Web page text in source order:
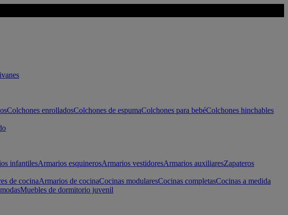
Colchones enrolladosColchones de espumaColchones para bebéColchones hinchables
infantilesArmarios esquinerosArmarios vestidoresArmarios auxiliaresZapateros
de cocinaArmarios de cocinaCocinas modularesCocinas completasCocinas a medida
Muebles de dormitorio juvenil